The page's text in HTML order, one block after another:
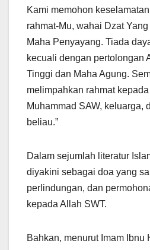
Kami memohon
rahmat-Mu, wahai Dzat
Maha Penyayang. Tiada
kecuali dengan pertolongan
Tinggi dan Maha Agung.
melimpahkan rahmat
Muhammad SAW, keluarga,
beliau.”
Dalam sejumlah literatur
diyakini sebagai doa yang
perlindungan, dan
kepada Allah SWT.
Bahkan, menurut Imam Ibnu